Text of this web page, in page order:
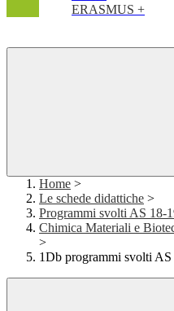
ERASMUS +
Home >
Le schede didattiche >
Programmi svolti AS 18-
Chimica Materiali e
>
1Db programmi svolti